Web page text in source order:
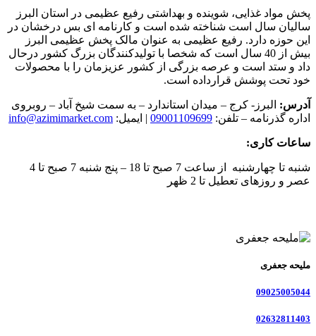
پخش مواد غذایی، شوینده و بهداشتی رفیع عظیمی در استان البرز
سالیان سال است شناخته شده است و کارنامه ای بس درخشان در
این حوزه دارد. رفیع عظیمی به عنوان مالک پخش عظیمی البرز
بیش از 40 سال است که شخصا با تولیدکنندگان بزرگ کشور درحال
داد و ستد است و عرصه بزرگی از کشور عزیزمان را با محصولات
خود تحت پوشش قرارداده است.
آدرس: البرز- کرج – میدان استاندارد – به سمت شیخ آباد – روبروی
اداره گذرنامه – تلفن: 09001109699 | ایمیل: info@azimimarket.com
ساعات کاری:
شنبه تا چهارشنبه از ساعت 7 صبح تا 18 – پنج شنبه 7 صبح تا 4
عصر و روزهای تعطیل تا 2 ظهر
ملیحه جعفری
09025005044
02632811403